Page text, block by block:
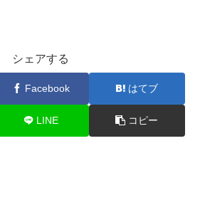
シェアする
Facebook はてブ
LINE コピー